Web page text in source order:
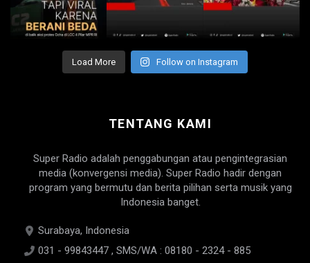
Load More Follow on Instagram
TENTANG KAMI
Super Radio adalah penggabungan atau pengintegrasian
media (konvergensi media). Super Radio hadir dengan
program yang bermutu dan berita pilihan serta musik yang
Indonesia banget.
Surabaya, Indonesia
031 - 99843447 , SMS/WA : 08180 - 2324 - 885